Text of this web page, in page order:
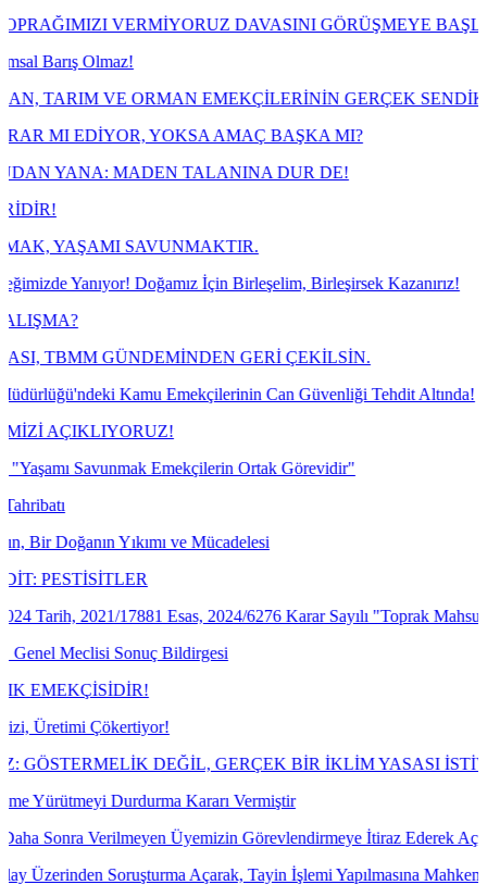
DAVASINI GÖRÜŞMEYE BAŞLIYOR
ORMAN EMEKÇİLERİNİN GERÇEK SENDİKASI TARIM
YOKSA AMAÇ BAŞKA MI?
TALANINA DUR DE!
SAVUNMAKTIR.
Doğamız İçin Birleşelim, Birleşirsek Kazanırız!
GERİ ÇEKİLSİN.
Kamu Emekçilerinin Can Güvenliği Tehdit Altında!
Emekçilerin Ortak Görevidir"
ve Mücadelesi
Esas, 2024/6276 Karar Sayılı "Toprak Mahsulleri Ofisi
Sonuç Bildirgesi
DEĞİL, GERÇEK BİR İKLİM YASASI İSTİYORUZ!
Kararı Vermiştir
Üyemizin Görevlendirmeye İtiraz Ederek Açılan Dava
Açarak, Tayin İşlemi Yapılmasına Mahkeme Dava